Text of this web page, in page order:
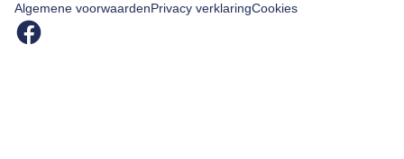
Algemene voorwaardenPrivacy verklaringCookies